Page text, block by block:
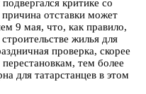
критике со
отставки может
9 мая, что, как правило,
жилья для
проверка, скорее
тем более
для татарстанцев в этом